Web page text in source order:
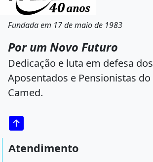
Fundada em 17 de maio de 1983
Por um Novo Futuro
Dedicação e luta em defesa
Aposentados e Pensionistas do
Camed.
Atendimento